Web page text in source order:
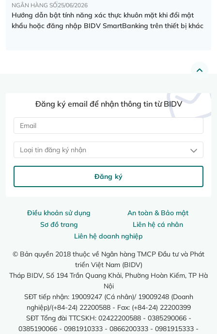
NGÂN HÀNG SỐ25/06/2026
Hướng dẫn bật tính năng xác thực khuôn mặt khi đổi mật
khẩu hoặc đăng nhập BIDV SmartBanking trên thiết bị khác
Điều khoản sử dụng
An toàn & Bảo mật
Sơ đồ trang
Liên hệ cá nhân
Liên hệ doanh nghiệp
© Bản quyền 2018 thuộc về Ngân hàng TMCP Đầu tư và Phát
triển Việt Nam (BIDV)
Tháp BIDV, Số 194 Trần Quang Khải, Phường Hoàn Kiếm, TP Hà
Nội
SĐT tiếp nhận: 19009247 (Cá nhân)/ 19009248 (Doanh
nghiệp)/(+84-24) 22200588 - Fax: (+84-24) 22200399
SĐT Tổng đài TTCSKH: 02422200588 - 0385290066 -
0385190066 - 0981910333 - 0866200333 - 0981915333 -
Đăng ký email để nhận thông tin từ BIDV
Loại tin đăng ký nhận
Đăng ký